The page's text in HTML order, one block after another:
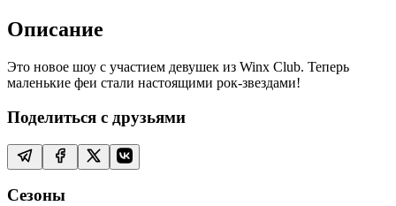
Описание
Это новое шоу с участием девушек из Winx Club. Теперь
маленькие феи стали настоящими рок-звездами!
Поделиться с друзьями
Сезоны